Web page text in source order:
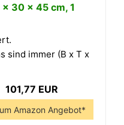
30 x 45 cm, 1
sind immer (B x T x
101,77 EUR
Amazon Angebot*